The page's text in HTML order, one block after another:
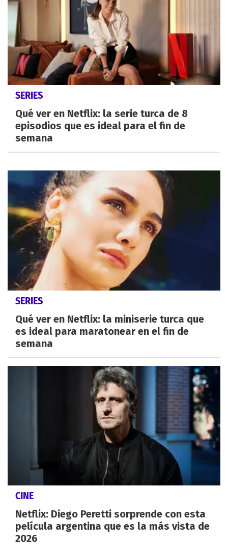
SERIES
Qué ver en Netflix: la serie turca de 8
episodios que es ideal para el fin de
semana
SERIES
Qué ver en Netflix: la miniserie turca que
es ideal para maratonear en el fin de
semana
CINE
Netflix: Diego Peretti sorprende con esta
película argentina que es la más vista de
2026